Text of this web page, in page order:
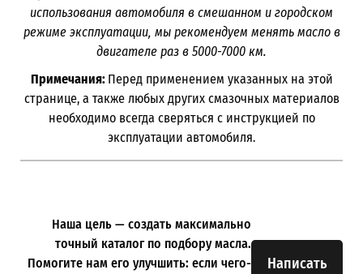
использования автомобиля в смешанном и городском
режиме эксплуатации, мы рекомендуем менять масло в
двигателе раз в 5000-7000 км.
Примечания: Перед применением указанных на этой
странице, а также любых других смазочных материалов
необходимо всегда сверяться с инструкцией по
эксплуатации автомобиля.
Написать
Наша цель — создать максимально
точный каталог по подбору масла.
Помогите нам его улучшить: если чего-